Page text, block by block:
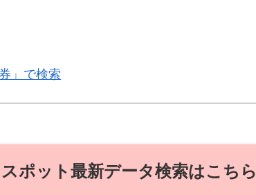
」で検索
ポット最新データ検索はこちら